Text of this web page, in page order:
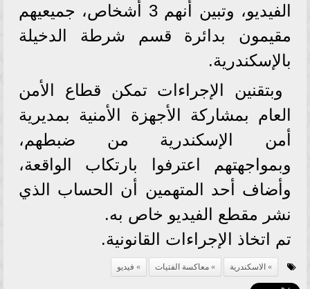
الفيديو، وتبين أنهم 3 أشخاص، جميعيهم
مقيمون بدائرة قسم شرطة الدخيلة
بالإسكندرية.
وبتقنين الإجراءات تمكن قطاع الأمن
العام بمشاركة الأجهزة الأمنية بمديرية
أمن الإسكندرية من ضبطهم،
وبمواجهتهم اعترفوا بارتكاب الواقعة،
وأضاف أحد المتهمين أن الحساب الذي
نشر مقطع الفيديو خاص به.
تم اتخاذ الإجراءات القانونية.
الاسكندرية معاكسة الفتيات فيديو